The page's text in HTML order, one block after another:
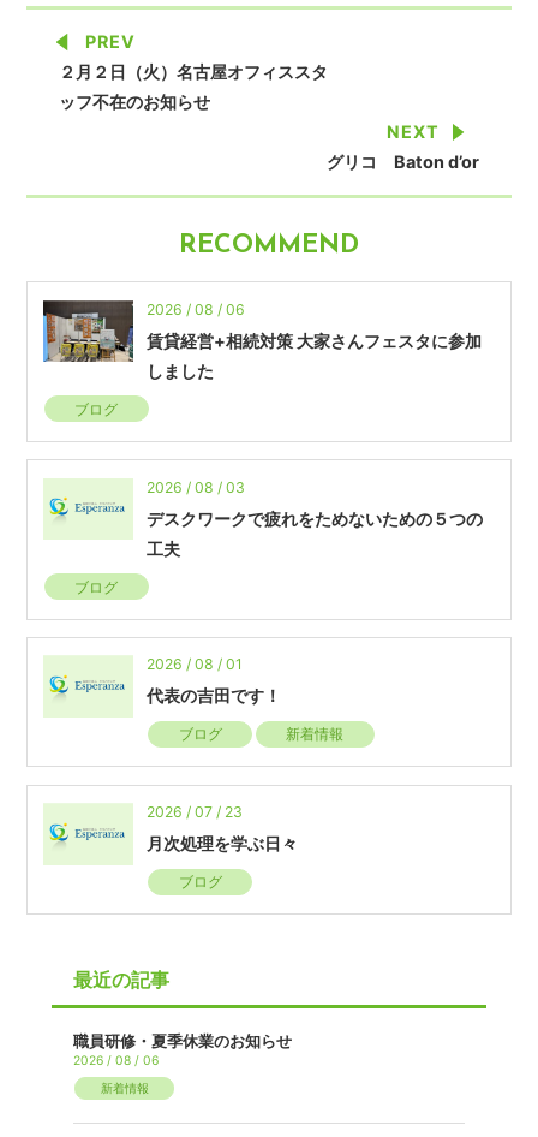
PREV
２月２日（火）名古屋オフィススタ
ッフ不在のお知らせ
NEXT
グリコ Baton d’or
RECOMMEND
2026 / 08 / 06
賃貸経営+相続対策 大家さんフェスタに参加
しました
ブログ
2026 / 08 / 03
デスクワークで疲れをためないための５つの
工夫
ブログ
2026 / 08 / 01
代表の吉田です！
ブログ 新着情報
2026 / 07 / 23
月次処理を学ぶ日々
ブログ
最近の記事
職員研修・夏季休業のお知らせ
2026 / 08 / 06
新着情報